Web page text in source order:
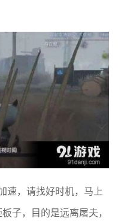
速，请找好时机，马上
子，目的是远离屠夫，